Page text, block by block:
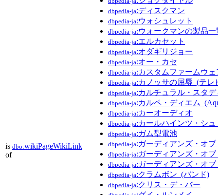
is dbo:wikiPageWikiLink
of
dbpedia-ja:ディスクマン
dbpedia-ja:ウォシュレット
dbpedia-ja:ウォークマンの製品一
dbpedia-ja:エルカセット
dbpedia-ja:オダギリジョー
dbpedia-ja:オー・カセ
dbpedia-ja:カスタムファームウェ
dbpedia-ja:カノッサの屈辱_(テレ
dbpedia-ja:カルチュラル・スタデ
dbpedia-ja:カルペ・ディエム
dbpedia-ja:カーオーディオ
dbpedia-ja:カールハインツ・シ
dbpedia-ja:ガム型電池
dbpedia-ja:ガーディアンズ・オ
dbpedia-ja:ガーディアンズ・オ
dbpedia-ja:ガーディアンズ・オ
dbpedia-ja:クラムボン_(バンド)
dbpedia-ja:クリス・デ・バー